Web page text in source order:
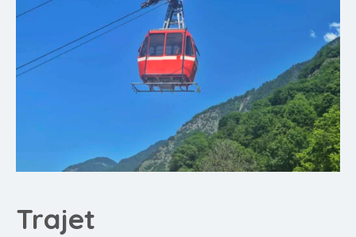
Trajet